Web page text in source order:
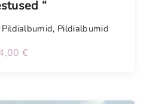
“
Pildialbumid, Pildialbumid
€